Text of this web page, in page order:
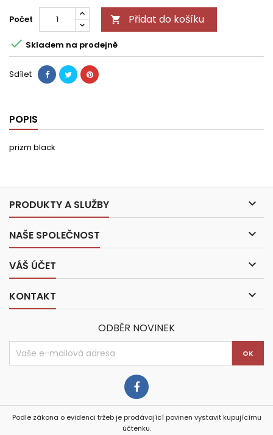
Počet  Přidat do košíku
 Skladem na prodejně
Sdílet
POPIS
prizm black
PRODUKTY A SLUŽBY 
NAŠE SPOLEČNOST 
VÁŠ ÚČET 
KONTAKT 
ODBĚR NOVINEK
Podle zákona o evidenci tržeb je prodávající povinen vystavit kupujícímu
účtenku.